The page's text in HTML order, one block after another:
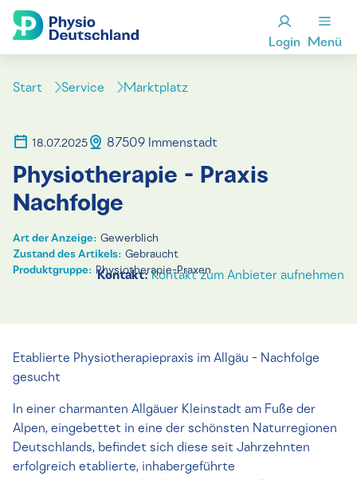
Login Menü
Start Service Marktplatz
18.07.2025 87509 Immenstadt
Physiotherapie - Praxis
Nachfolge
Art der Anzeige: Gewerblich
Zustand des Artikels: Gebraucht
Produktgruppe: Physiotherapie-Praxen
Kontakt: Kontakt zum Anbieter aufnehmen
Etablierte Physiotherapiepraxis im Allgäu - Nachfolge
gesucht
In einer charmanten Allgäuer Kleinstadt am Fuße der
Alpen, eingebettet in eine der schönsten Naturregionen
Deutschlands, befindet sich diese seit Jahrzehnten
erfolgreich etablierte, inhabergeführte